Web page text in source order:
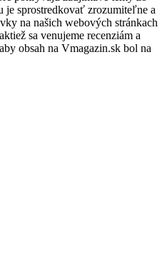
je sprostredkovať zrozumiteľne a
na našich webových stránkach
sa venujeme recenziám a
obsah na Vmagazin.sk bol na